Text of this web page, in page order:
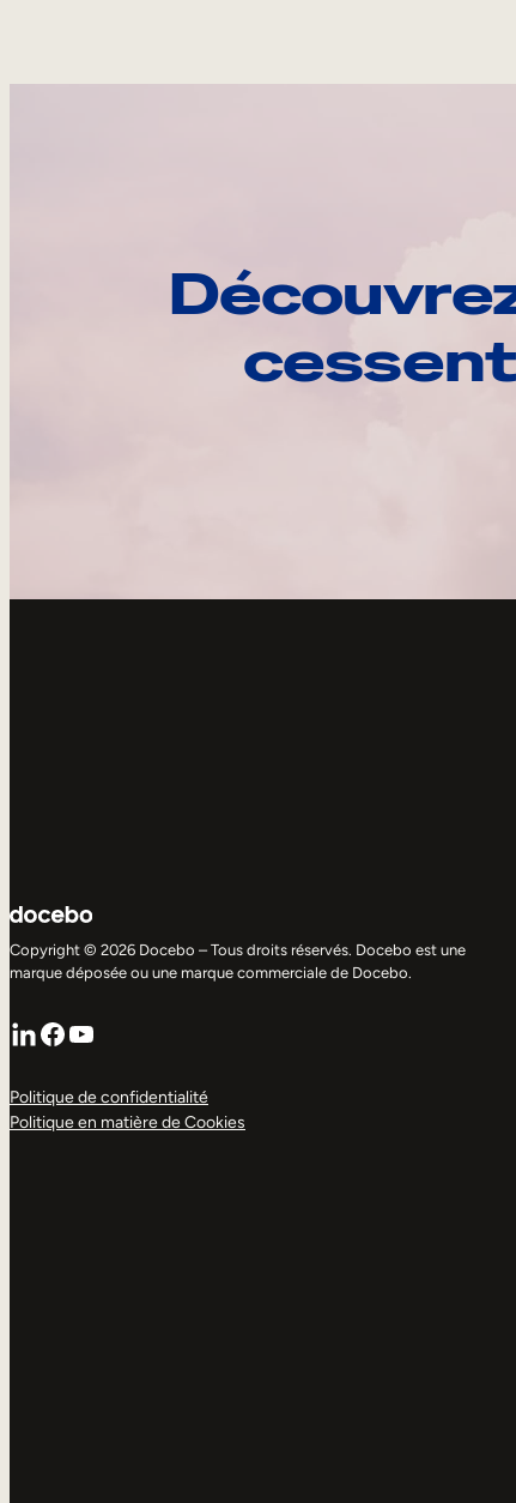
cessent
Copyright © 2026 Docebo – Tous droits réservés. Docebo est une
marque déposée ou une marque commerciale de Docebo.
LinkedIn
Facebook
YouTube
Politique de confidentialité
Politique en matière de Cookies